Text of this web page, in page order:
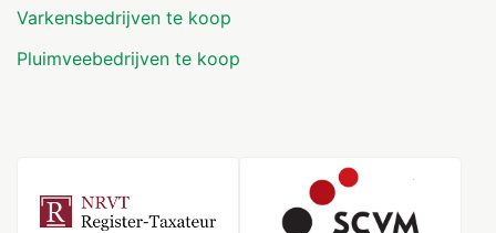
Varkensbedrijven te koop
Pluimveebedrijven te koop